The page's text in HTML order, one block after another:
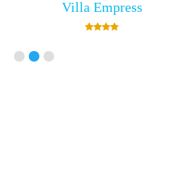
Villa Empress